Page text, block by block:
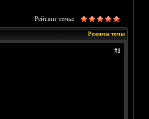
Рейтинг темы:
Режимы темы
#1